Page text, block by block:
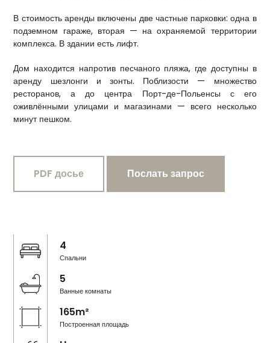
В стоимость аренды включены две частные парковки: одна в
подземном гараже, вторая — на охраняемой территории
комплекса. В здании есть лифт.
Дом находится напротив песчаного пляжа, где доступны в
аренду шезлонги и зонты. Поблизости — множество
ресторанов, а до центра Порт-де-Польенсы с его
оживлёнными улицами и магазинами — всего несколько
минут пешком.
PDF досье Послать запрос
4
Спальни
5
Ванные комнаты
165m²
Построенная площадь